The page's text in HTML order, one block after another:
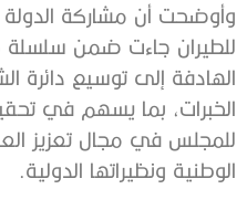
وأوضحت أن مشاركة
للطيران جاءت ضمن سلسلة
الهادفة إلى توسيع دائرة
الخبرات، بما يسهم في
للمجلس في مجال تعزيز
الوطنية ونظيراتها الدولية.